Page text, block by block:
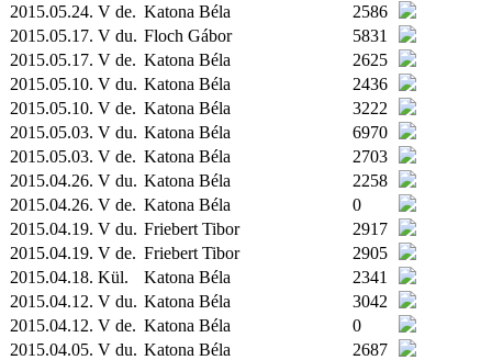
2015.05.24. V de. Katona Béla
2586
2015.05.17. V du. Floch Gábor
5831
2015.05.17. V de. Katona Béla
2625
2015.05.10. V du. Katona Béla
2436
2015.05.10. V de. Katona Béla
3222
2015.05.03. V du. Katona Béla
6970
2015.05.03. V de. Katona Béla
2703
2015.04.26. V du. Katona Béla
2258
2015.04.26. V de. Katona Béla
0
2015.04.19. V du. Friebert Tibor
2917
2015.04.19. V de. Friebert Tibor
2905
2015.04.18. Kül. Katona Béla
2341
2015.04.12. V du. Katona Béla
3042
2015.04.12. V de. Katona Béla
0
2015.04.05. V du. Katona Béla
2687